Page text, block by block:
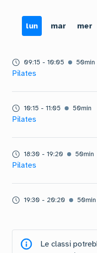
lun mar mer
09:15 - 10:05 50min
Pilates
10:15 - 11:05 50min
Pilates
18:30 - 19:20 50min
Pilates
19:30 - 20:20 50min
Le classi